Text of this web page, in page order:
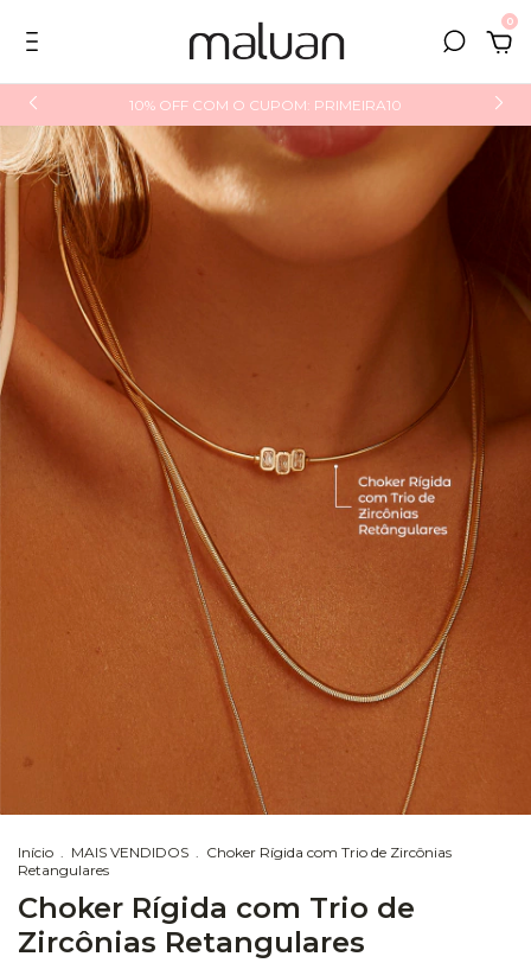
0
10% OFF COM O CUPOM: PRIMEIRA10
Início . MAIS VENDIDOS . Choker Rígida com Trio de Zircônias
Retangulares
Choker Rígida com Trio de
Zircônias Retangulares